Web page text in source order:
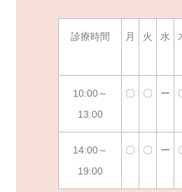
診療時間 月 火 水
10:00～
13:00
〇 〇 ー
14:00～
19:00
〇 〇 ー